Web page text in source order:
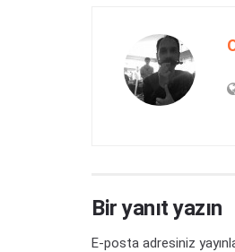
Bir yanıt yazın
E-posta adresiniz